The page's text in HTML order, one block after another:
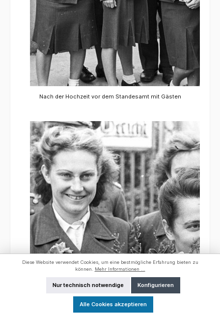
Nach der Hochzeit vor dem Standesamt mit Gästen
Diese Website verwendet Cookies, um eine bestmögliche Erfahrung bieten zu
können.
Mehr Informationen ...
Nur technisch notwendige Konfigurieren
Alle Cookies akzeptieren